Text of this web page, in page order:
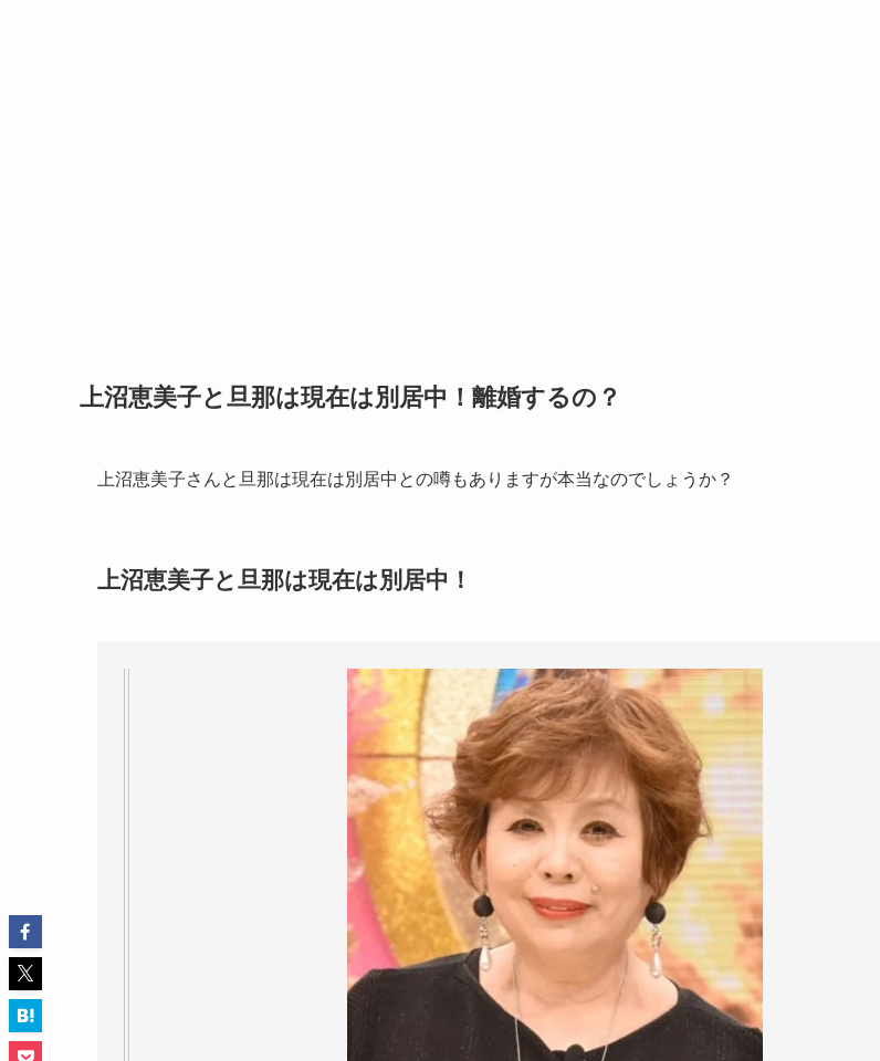
上沼恵美子と旦那は現在は別居中！離婚するの？
上沼恵美子さんと旦那は現在は別居中との噂もありますが本当なのでしょうか？
上沼恵美子と旦那は現在は別居中！